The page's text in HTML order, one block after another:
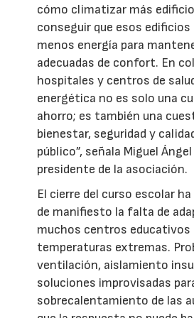
cómo climatizar más
conseguir que esos
menos energía para
adecuadas de confort. En
hospitales y centros de
energética no es solo una
ahorro; es también una
bienestar, seguridad y
público”, señala Miguel
presidente de la asociación.
El cierre del curso escolar
de manifiesto la falta de
muchos centros educativos
temperaturas extremas.
ventilación, aislamiento
soluciones improvisadas
sobrecalentamiento de las